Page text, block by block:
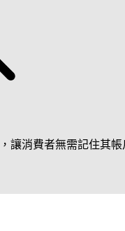
讓消費者無需記住其帳